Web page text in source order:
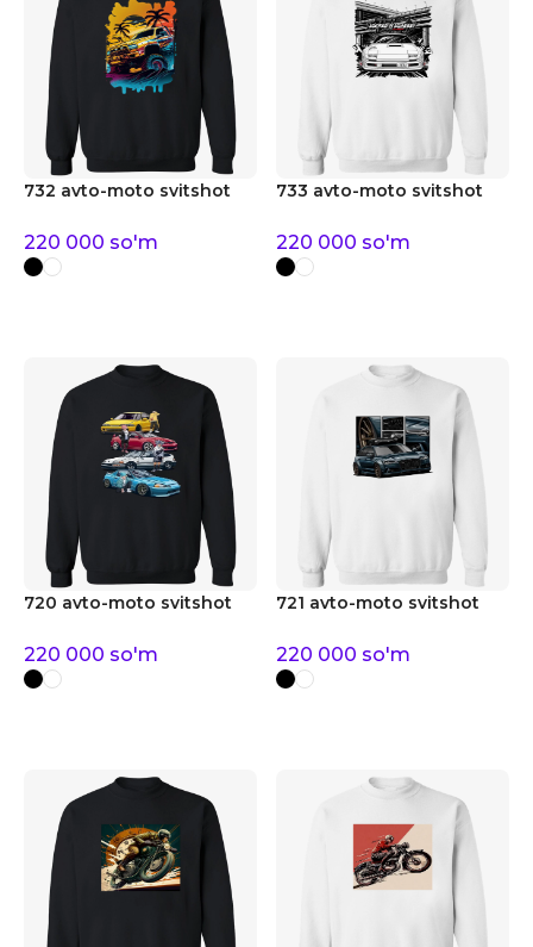
732 avto-moto svitshot
220 000 so'm
733 avto-moto svitshot
220 000 so'm
720 avto-moto svitshot
220 000 so'm
721 avto-moto svitshot
220 000 so'm